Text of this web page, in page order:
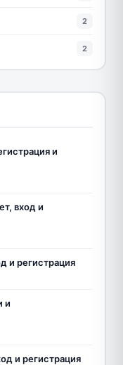
2
2
и
вход и
и регистрация
и
и регистрация